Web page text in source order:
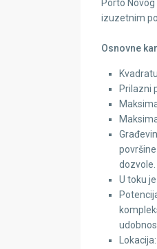
Porto
izuzetnim
Osnovne
Prilazni
dozvole.
U toku
Lokacija: